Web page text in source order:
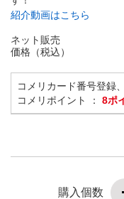
紹介動画はこちら
ネット販売
価格（税込）
コメリカード番号登録
コメリポイント ： 8ポ
購入個数